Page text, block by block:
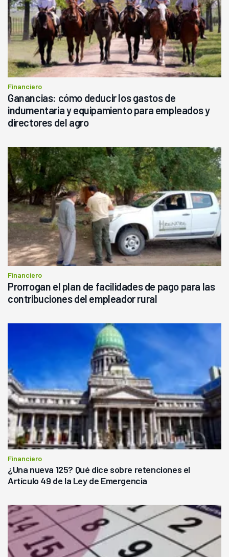
Financiero
Ganancias: cómo deducir los gastos de
indumentaria y equipamiento para empleados y
directores del agro
Financiero
Prorrogan el plan de facilidades de pago para las
contribuciones del empleador rural
Financiero
¿Una nueva 125? Qué dice sobre retenciones el
Artículo 49 de la Ley de Emergencia